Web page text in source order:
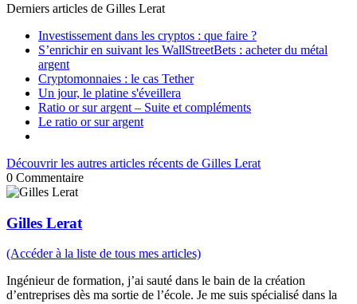
Derniers articles de Gilles Lerat
Investissement dans les cryptos : que faire ?
S’enrichir en suivant les WallStreetBets : acheter du métal
argent
Cryptomonnaies : le cas Tether
Un jour, le platine s'éveillera
Ratio or sur argent – Suite et compléments
Le ratio or sur argent
Découvrir les autres articles récents de Gilles Lerat
0 Commentaire
Gilles Lerat
(Accéder à la liste de tous mes articles)
Ingénieur de formation, j’ai sauté dans le bain de la création
d’entreprises dès ma sortie de l’école. Je me suis spécialisé dans la